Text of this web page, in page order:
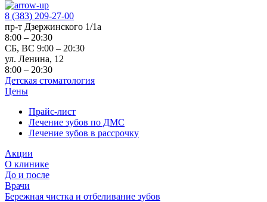
8 (383) 209-27-00
пр-т Дзержинского 1/1а
8:00 – 20:30
СБ, ВС 9:00 – 20:30
ул. Ленина, 12
8:00 – 20:30
Детская стоматология
Цены
Прайс-лист
Лечение зубов по ДМС
Лечение зубов в рассрочку
Акции
О клинике
До и после
Врачи
Бережная чистка и отбеливание зубов